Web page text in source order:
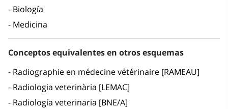
Biología
Medicina
Conceptos equivalentes en otros esquemas
Radiographie en médecine vétérinaire [RAMEAU]
Radiologia veterinària [LEMAC]
Radiología veterinaria [BNE/A]